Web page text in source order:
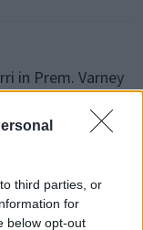
third parties, or
for
below opt-out
in Prem. Varney
08:48
segna una